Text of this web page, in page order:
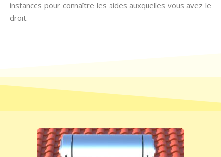
instances pour connaître les aides auxquelles vous avez le
droit.